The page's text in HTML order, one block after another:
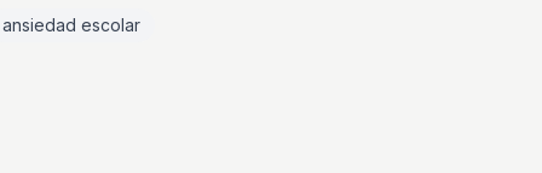
ansiedad escolar